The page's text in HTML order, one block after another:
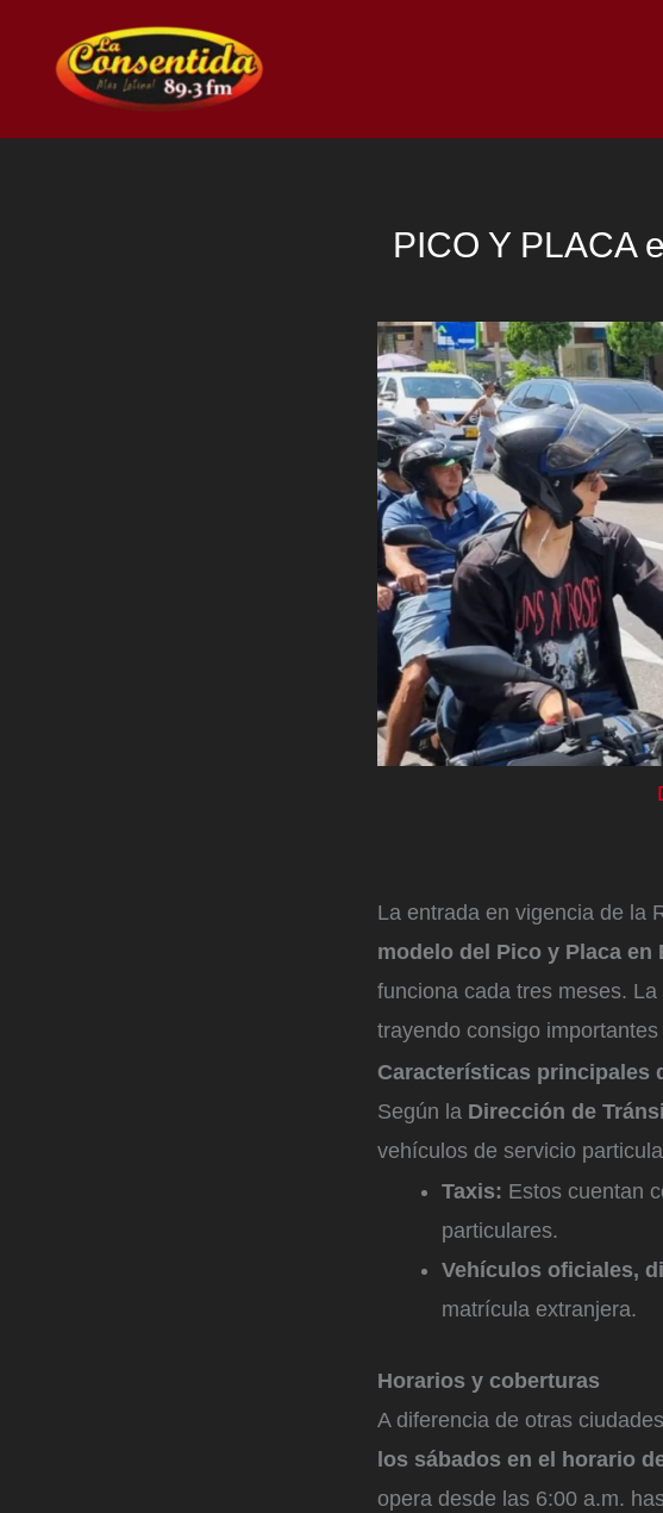
contenido
PICO Y PLACA
La entrada en vigencia de la
modelo del Pico y Placa en
funciona cada tres meses.
trayendo consigo
Características principales
Según la Dirección de
vehículos de servicio
Taxis: Estos cuentan
particulares.
Vehículos oficiales,
matrícula extranjera.
Horarios y coberturas
A diferencia de otras
los sábados en el horario
opera desde las 6:00 a.m.